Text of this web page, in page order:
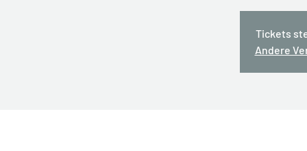
Tickets
Andere